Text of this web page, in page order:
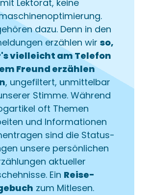
mit Lektorat, keine
dazu. Denn in den
erzählen wir so,
vielleicht am Telefon
Freund erzählen
, ungefiltert, unmittelbar
Stimme. Während
oft Themen
und Informationen
sind die Status-
unsere persönlichen
aktueller
Ein Reise-
zum Mitlesen.